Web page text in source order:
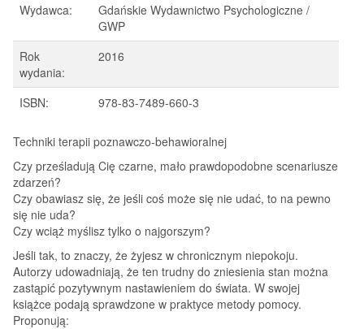
Wydawca:
Gdańskie Wydawnictwo Psychologiczne /
GWP
Rok
wydania:
2016
ISBN: 978-83-7489-660-3
Techniki terapii poznawczo-behawioralnej
Czy prześladują Cię czarne, mało prawdopodobne scenariusze
zdarzeń?
Czy obawiasz się, że jeśli coś może się nie udać, to na pewno
się nie uda?
Czy wciąż myślisz tylko o najgorszym?
Jeśli tak, to znaczy, że żyjesz w chronicznym niepokoju.
Autorzy udowadniają, że ten trudny do zniesienia stan można
zastąpić pozytywnym nastawieniem do świata. W swojej
książce podają sprawdzone w praktyce metody pomocy.
Proponują: